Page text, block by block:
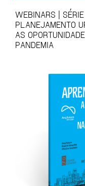
WEBINARS |
PLANEJAMENTO
AS
PANDEMIA